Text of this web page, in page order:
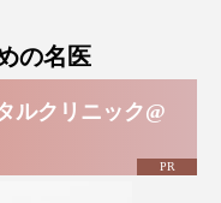
の名医
ルクリニック@